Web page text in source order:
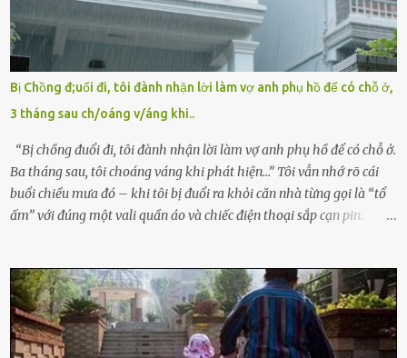
viện cớ “không đủ khả năng nuôi dưỡng” và ký vào giấy từ chối
quyền giám hộ, yêu cầu bệnh viện xử lý bé như một trường hợp bị
bỏ rơi. Trong khi ấy, con gái ruột của họ – Trần Lệ Mi – vẫn đang
mê man sau sinh, hoàn toàn không hay biết chuyện gì xảy ra.
Thiếu úy Nguyễn Thị Mai, một nữ cảnh sát công tác tại địa phương,
tình cờ chứng kiến giây phút bé bị đưa đi trong lặng lẽ. Nét mặt đỏ
hỏn, bàn tay bé xíu co quắp, ...
Bị Chồng đ;uổi đi, tôi đành nhận lời làm vợ anh phụ hồ để có chỗ ở,
3 tháng sau ch/oáng v/áng khi..
“Bị chồng đuổi đi, tôi đành nhận lời làm vợ anh phụ hồ để có chỗ ở.
Ba tháng sau, tôi choáng váng khi phát hiện…” Tôi vẫn nhớ rõ cái
buổi chiều mưa đó – khi tôi bị đuổi ra khỏi căn nhà từng gọi là “tổ
ấm” với đúng một vali quần áo và chiếc điện thoại sắp cạn pin.
cưới cô để có con. Không phải để nuôi một cái thân bất tài chỉ biết
khóc lóc,” anh ta gằn giọng, đẩy mạnh cánh cửa trước mặt tôi.
Tiếng cánh cửa đóng lại, vang lên như một bản án lạnh lùng. Tôi
đứng chết lặng giữa cơn mưa, không biết đi đâu, về đâu. Bố mẹ tôi